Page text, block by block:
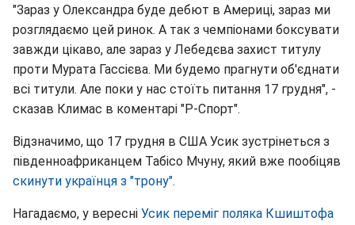
"Зараз у Олександра буде дебют в Америці, зараз ми
розглядаємо цей ринок. А так з чемпіонами боксувати
завжди цікаво, але зараз у Лебедєва захист титулу
проти Мурата Гассієва. Ми будемо прагнути об'єднати
всі титули. Але поки у нас стоїть питання 17 грудня", -
сказав Климас в коментарі "Р-Спорт".
Відзначимо, що 17 грудня в США Усик зустрінеться з
південноафриканцем Табісо Мчуну, який вже пообіцяв
скинути українця з "трону".
Нагадаємо, у вересні Усик переміг поляка Кшиштофа